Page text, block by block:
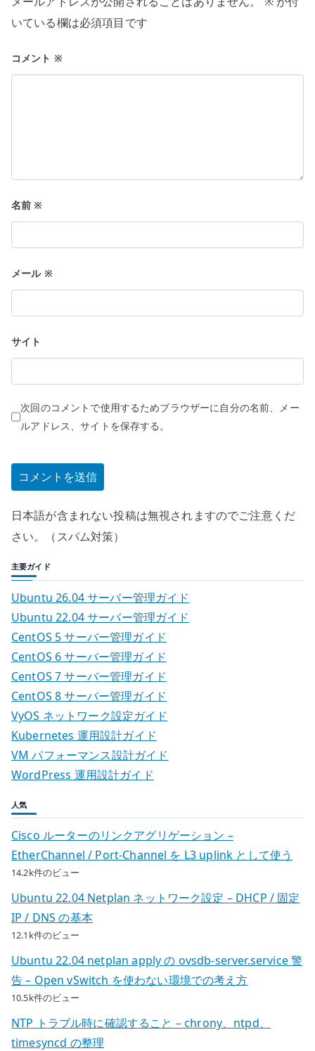
シ
ン
いている欄は必須項目です
コメント ※
名前※
メール ※
サイト
次回のコメントで使用するためブラウザーに自分の名前、メー
ルアドレス、サイトを保存する。
日本語が含まれない投稿は無視されますのでご注意くだ
さい。（スパム対策）
主要ガイド
Ubuntu 26.04 サーバー管理ガイド
Ubuntu 22.04 サーバー管理ガイド
CentOS 5 サーバー管理ガイド
CentOS 6 サーバー管理ガイド
CentOS 7 サーバー管理ガイド
CentOS 8 サーバー管理ガイド
VyOS ネットワーク設定ガイド
Kubernetes 運用設計ガイド
VM パフォーマンス設計ガイド
WordPress 運用設計ガイド
人気
Cisco ルーターのリンクアグリゲーション –
EtherChannel / Port-Channel を L3 uplink として使う
14.2k件のビュー
Ubuntu 22.04 Netplan ネットワーク設定 – DHCP / 固定
IP / DNS の基本
12.1k件のビュー
Ubuntu 22.04 netplan apply の ovsdb-server.service 警
告 – Open vSwitch を使わない環境での考え方
10.5k件のビュー
NTP トラブル時に確認すること – chrony、ntpd、
timesyncd の整理